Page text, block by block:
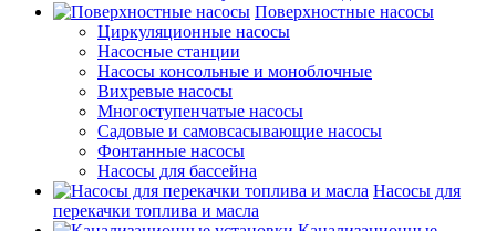
Поверхностные насосы
Циркуляционные насосы
Насосные станции
Насосы консольные и моноблочные
Вихревые насосы
Многоступенчатые насосы
Садовые и самовсасывающие насосы
Фонтанные насосы
Насосы для бассейна
Насосы для
перекачки топлива и масла